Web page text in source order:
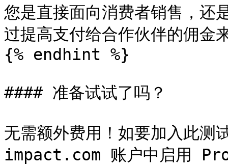
您是直接面向消费者销售，还
过提高支付给合作伙伴的佣金
{% endhint %}
#### 准备试试了吗？
无需额外费用！如要加入此测
impact.com 账户中启用